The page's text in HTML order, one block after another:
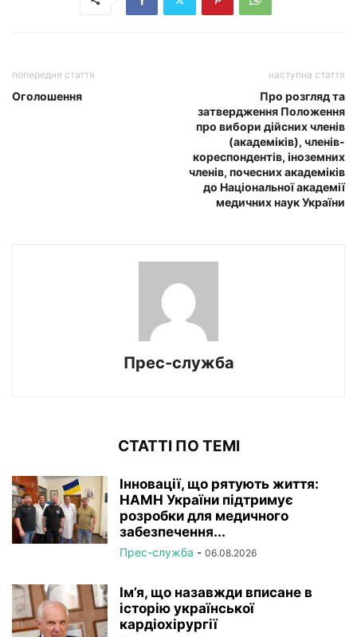
попередня стаття
Оголошення
наступна стаття
Про розгляд та
затвердження Положення
про вибори дійсних членів
(академіків), членів-
кореспондентів, іноземних
членів, почесних академіків
до Національної академії
медичних наук України
Прес-служба
СТАТТІ ПО ТЕМІ
Інновації, що рятують життя:
НАМН України підтримує
розробки для медичного
забезпечення...
Прес-служба - 06.08.2026
Ім’я, що назавжди вписане в
історію української
кардіохірургії